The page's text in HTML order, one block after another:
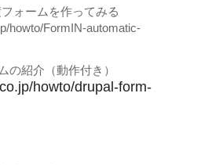
ォームを作ってみる
howto/FormIN-automatic-
の紹介（動作付き）
howto/drupal-form-